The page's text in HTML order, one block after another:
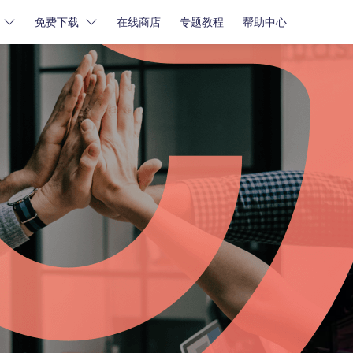
密码解锁
牛学长苹果屏幕解锁工具
牛学长iCloud解锁工具
牛学长安卓屏幕解锁工具
免费下载
密码解锁
在线商店 专题教程 帮助中心